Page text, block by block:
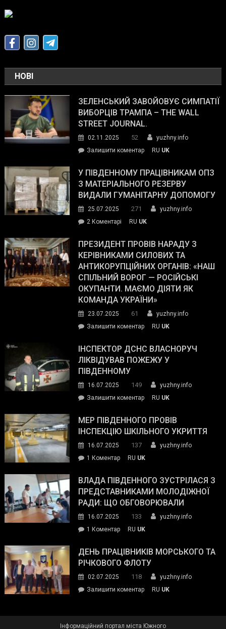
НОВІ
ЗЕЛЕНСЬКИЙ ЗАВОЙОВУЄ СИМПАТІЇ
ВИБОРЦІВ ТРАМПА – THE WALL
STREET JOURNAL.
02.11.2025 52
yuzhny.info
Залишити коментарon
завойовує
симпатії
виборців
The
Street
Journal.
RU UK
У ПІВДЕННОМУ ПРАЦІВНИКАМ ОПЗ
З МАТЕРІАЛЬНОГО РЕЗЕРВУ
ВИДАЛИ ГУМАНІТАРНУ ДОПОМОГУ
25.07.2025 271
yuzhny.info
2 Коментарі
Південному
працівникам
ОПЗ
з
матеріального
резерву
гуманітарну
допомогу
RU UK
ПРЕЗИДЕНТ ПРОВІВ НАРАДУ З
КЕРІВНИКАМИ СИЛОВИХ ТА
АНТИКОРУПЦІЙНИХ ОРГАНІВ: «НАШ
СПІЛЬНИЙ ВОРОГ — РОСІЙСЬКІ
ОКУПАНТИ. МАЄМО ДІЯТИ ЯК
КОМАНДА УКРАЇНИ»
23.07.2025 61
yuzhny.info
Залишити коментарon
провів
нараду
силових
та
органів:
«Наш
спільний
окупанти.
Маємо
діяти
команда
RU UK
ІНСПЕКТОР ДСНС ВЛАСНОРУЧ
ЛІКВІДУВАВ ПОЖЕЖУ У
ПІВДЕННОМУ
16.07.2025 149
yuzhny.info
Залишити коментарon
ДСНС
власноруч
пожежу
у
RU UK
МЕР ПІВДЕННОГО ПРОВІВ
ІНСПЕКЦІЮ ШКІЛЬНОГО УКРИТТЯ
16.07.2025 137
yuzhny.info
1 Коментардо
Південного
провів
інспекцію
укриття
RU UK
ВЛАДА ПІВДЕННОГО ЗУСТРІЛАСЯ З
ПРЕДСТАВНИКАМИ МОЛОДІЖНОЇ
РАДИ: ЩО ОБГОВОРЮВАЛИ
16.07.2025 133
yuzhny.info
1 Коментардо
Південного
зустрілася
представниками
молодіжної
обговорювали
RU UK
ДЕНЬ ПРАЦІВНИКІВ МОРСЬКОГО ТА
РІЧКОВОГО ФЛОТУ
02.07.2025 118
yuzhny.info
Залишити коментарon
RU UK
Інформаційний портал міста Южного